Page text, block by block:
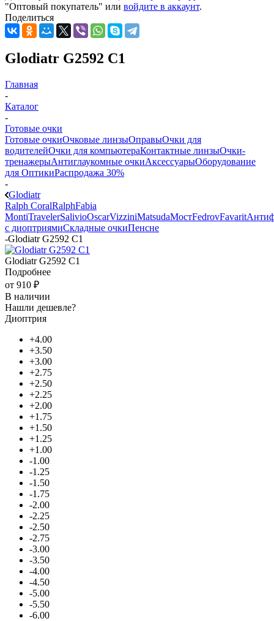
"Оптовый покупатель" или войдите в аккаунт.
Поделиться
Glodiatr G2592 C1
Главная
-
Каталог
-
Готовые очки
Готовые очкиОчковые линзыОправыОчки для
водителейОчки для компьютераКонтактные линзыОчки-
тренажерыАнтиглаукомные очкиАксессуарыОборудование
для ОптикиРаспродажа 30%
-
Glodiatr
Ralph CoralRalphFabia
MontiTravelerSalivioOscarVizziniMatsudaМостFedrovFavarit
с диоптриямиСкладные очкиПенсне
-Glodiatr G2592 C1
Glodiatr G2592 C1
Подробнее
от 910 ₽
В наличии
Нашли дешевле?
Диоптрия
+4.00
+3.50
+3.00
+2.75
+2.50
+2.25
+2.00
+1.75
+1.50
+1.25
+1.00
-1.00
-1.25
-1.50
-1.75
-2.00
-2.25
-2.50
-2.75
-3.00
-3.50
-4.00
-4.50
-5.00
-5.50
-6.00